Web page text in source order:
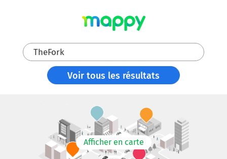
TheFork
Voir tous les résultats
Afficher en carte